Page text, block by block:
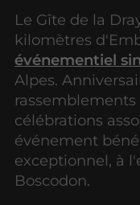
Le Gîte de la
kilomètres
événementiel
Alpes.
célébrations
événement
exceptionnel, à
Boscodon.